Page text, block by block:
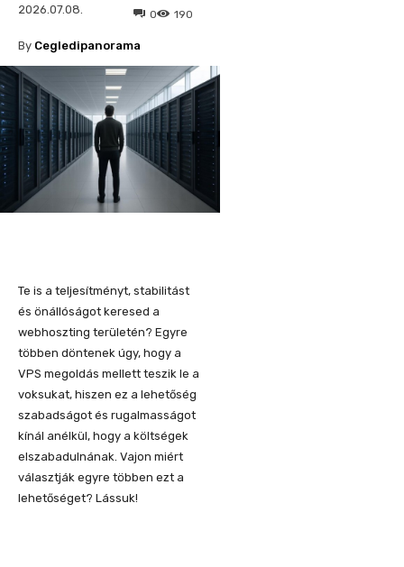
2026.07.08. 190
0
By Cegledipanorama
Te is a teljesítményt, stabilitást
és önállóságot keresed a
webhoszting területén? Egyre
többen döntenek úgy, hogy a
VPS megoldás mellett teszik le a
voksukat, hiszen ez a lehetőség
szabadságot és rugalmasságot
kínál anélkül, hogy a költségek
elszabadulnának. Vajon miért
választják egyre többen ezt a
lehetőséget? Lássuk!